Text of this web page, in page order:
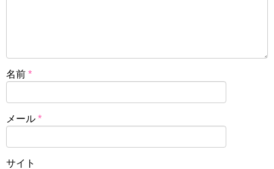
名前 *
メール *
サイト